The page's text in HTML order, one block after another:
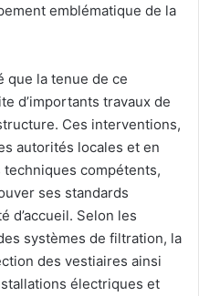
emblématique de la
que la tenue de ce
d’importants travaux de
Ces interventions,
autorités locales et en
compétents,
ses standards
d’accueil. Selon les
systèmes de filtration, la
des vestiaires ainsi
électriques et